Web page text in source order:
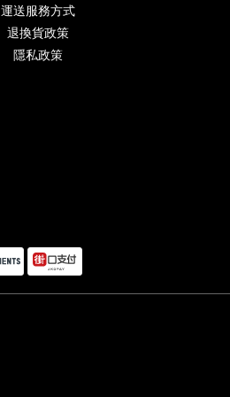
運送服務方式
退換貨政策
隱私政策